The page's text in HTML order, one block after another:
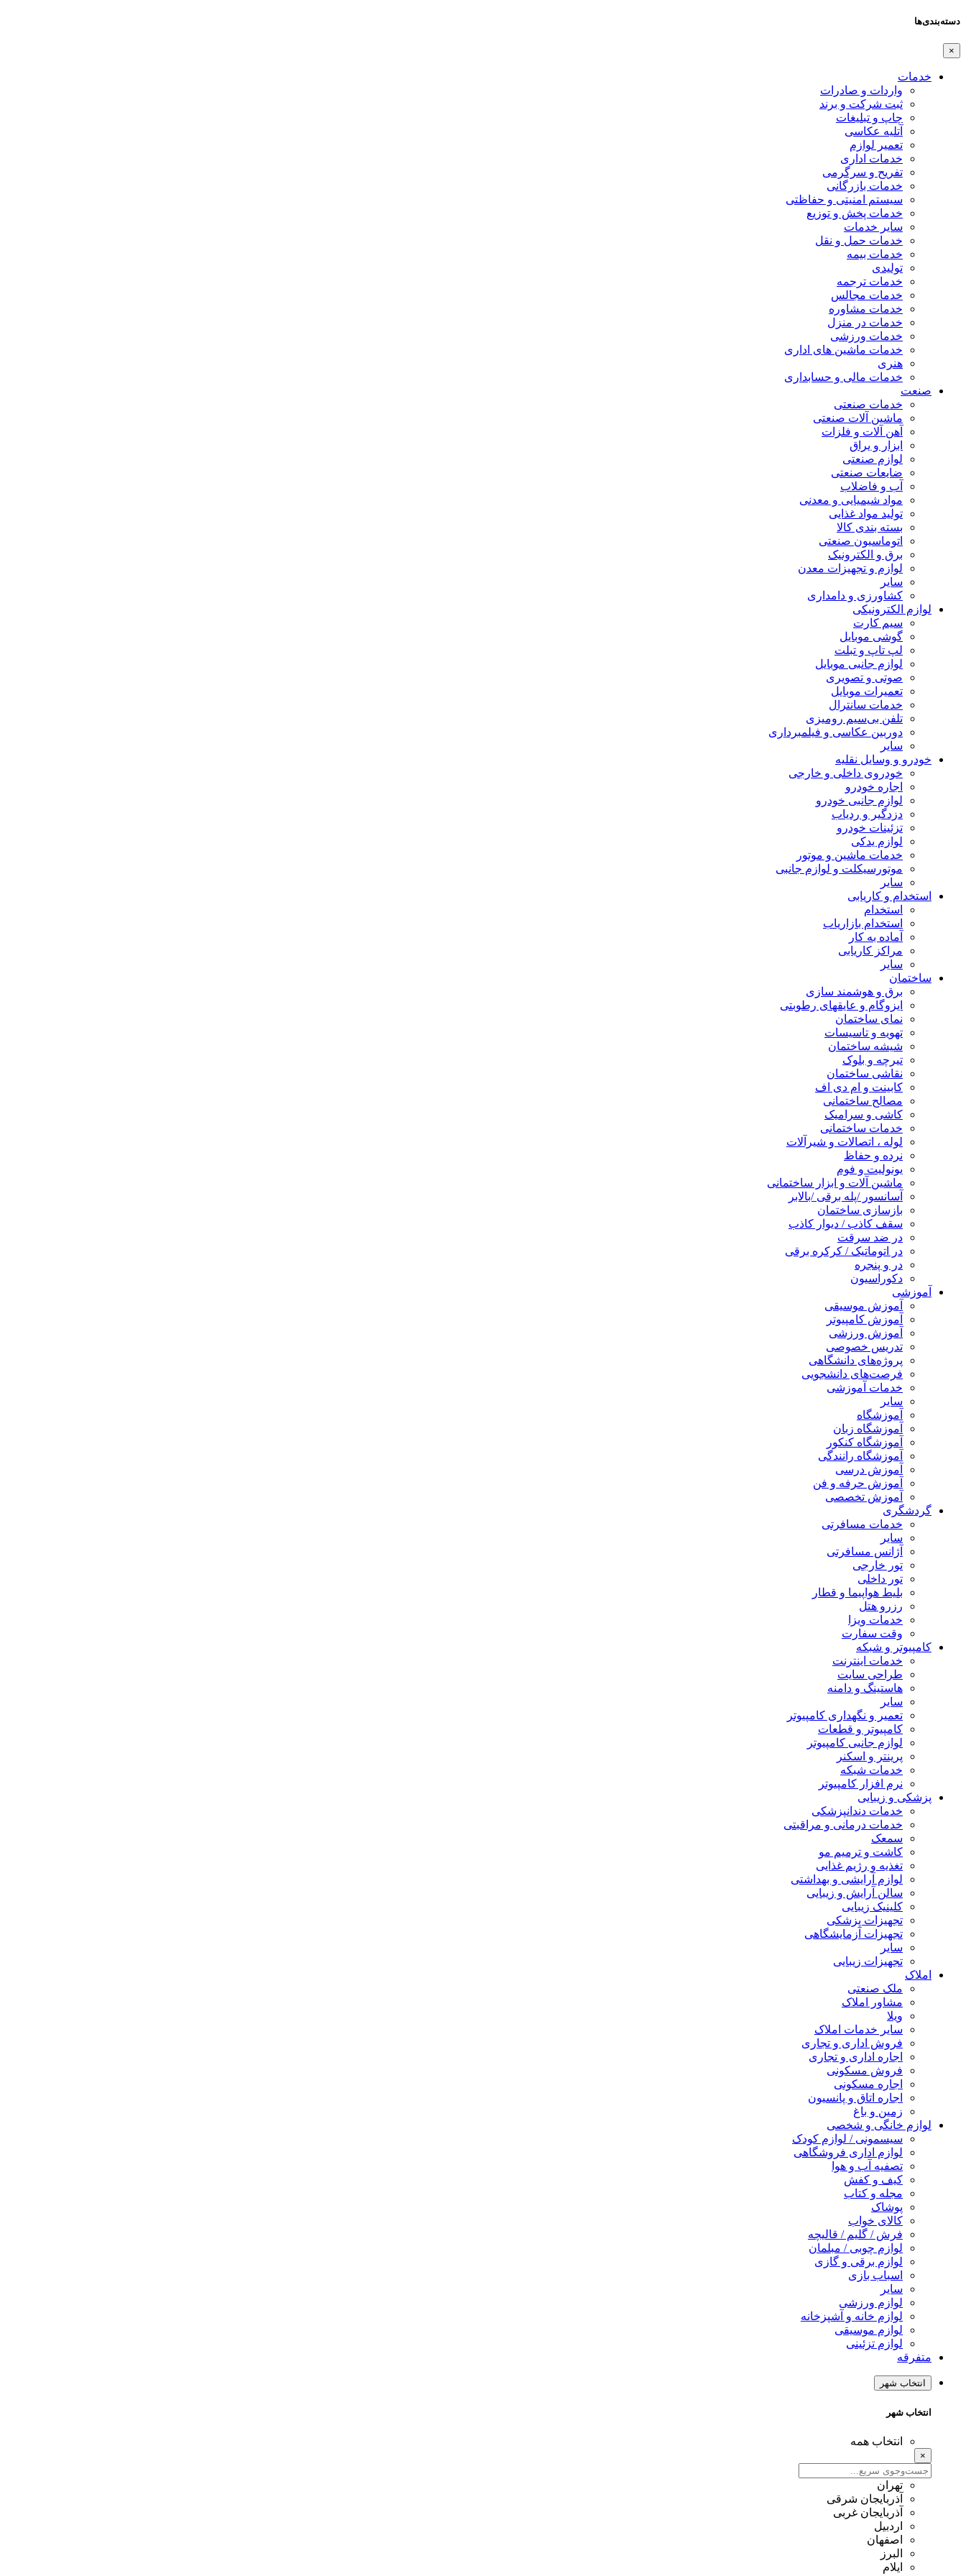
دسته‌بندی‌ها
×
خدمات
واردات و صادرات
ثبت شرکت و برند
چاپ و تبلیغات
آتلیه عکاسی
تعمیر لوازم
خدمات اداری
تفریح و سرگرمی
خدمات بازرگانی
سیستم امنیتی و حفاظتی
خدمات پخش و توزیع
سایر خدمات
خدمات حمل و نقل
خدمات بیمه
تولیدی
خدمات ترجمه
خدمات مجالس
خدمات مشاوره
خدمات در منزل
خدمات ورزشی
خدمات ماشین های اداری
هنری
خدمات مالی و حسابداری
صنعت
خدمات صنعتی
ماشین آلات صنعتی
آهن آلات و فلزات
ابزار و یراق
لوازم صنعتی
ضایعات صنعتی
آب و فاضلاب
مواد شیمیایی و معدنی
تولید مواد غذایی
بسته بندی کالا
اتوماسیون صنعتی
برق و الکترونیک
لوازم و تجهیزات معدن
سایر
کشاورزی و دامداری
لوازم الکترونیکی
سیم کارت
گوشی موبایل
لپ تاپ و تبلت
لوازم جانبی موبایل
صوتی و تصویری
تعمیرات موبایل
خدمات سانترال
تلفن بی‌سیم رومیزی
دوربین عکاسی و فیلمبرداری
سایر
خودرو و وسایل نقلیه
خودروی داخلی و خارجی
اجاره خودرو
لوازم جانبی خودرو
دزدگیر و ردیاب
تزئینات خودرو
لوازم یدکی
خدمات ماشین و موتور
موتورسیکلت و لوازم جانبی
سایر
استخدام و کاریابی
استخدام
استخدام بازاریاب
آماده به کار
مراکز کاریابی
سایر
ساختمان
برق و هوشمند سازی
ایزوگام و عایقهای رطوبتی
نمای ساختمان
تهویه و تاسیسات
شیشه ساختمان
تیرچه و بلوک
نقاشی ساختمان
کابینت و ام دی اف
مصالح ساختمانی
کاشی و سرامیک
خدمات ساختمانی
لوله ، اتصالات و شیرآلات
نرده و حفاظ
یونولیت و فوم
ماشین آلات و ابزار ساختمانی
آسانسور /پله برقی /بالابر
بازسازی ساختمان
سقف کاذب / دیوار کاذب
در ضد سرقت
در اتوماتیک / کرکره برقی
در و پنجره
دکوراسیون
آموزشی
آموزش موسیقی
آموزش کامپیوتر
آموزش ورزشی
تدریس خصوصی
پروژه‌های دانشگاهی
فرصت‌های دانشجویی
خدمات آموزشی
سایر
آموزشگاه
آموزشگاه زبان
آموزشگاه کنکور
آموزشگاه رانندگی
آموزش درسی
آموزش حرفه و فن
آموزش تخصصی
گردشگری
خدمات مسافرتی
سایر
آژانس مسافرتی
تور خارجی
تور داخلی
بلیط هواپیما و قطار
رزرو هتل
خدمات ویزا
وقت سفارت
کامپیوتر و شبکه
خدمات اینترنت
طراحی سایت
هاستینگ و دامنه
سایر
تعمیر و نگهداری کامپیوتر
کامپیوتر و قطعات
لوازم جانبی کامپیوتر
پرینتر و اسکنر
خدمات شبکه
نرم افزار کامپیوتر
پزشکی و زیبایی
خدمات دندانپزشکی
خدمات درمانی و مراقبتی
سمعک
کاشت و ترمیم مو
تغذیه و رژیم غذایی
لوازم آرایشی و بهداشتی
سالن آرایش و زیبایی
کلینیک زیبایی
تجهیزات پزشکی
تجهیزات آزمایشگاهی
سایر
تجهیزات زیبایی
املاک
ملک صنعتی
مشاور املاک
ویلا
سایر خدمات املاک
فروش اداری و تجاری
اجاره اداری و تجاری
فروش مسکونی
اجاره مسکونی
اجاره اتاق و پانسیون
زمین و باغ
لوازم خانگی و شخصی
سیسمونی / لوازم کودک
لوازم اداری فروشگاهی
تصفیه آب و هوا
کیف و کفش
مجله و کتاب
پوشاک
کالای خواب
فرش / گلیم / قالیچه
لوازم چوبی / مبلمان
لوازم برقی و گازی
اسباب بازی
سایر
لوازم ورزشی
لوازم خانه و آشپزخانه
لوازم موسیقی
لوازم تزئینی
متفرقه
انتخاب شهر
انتخاب شهر
انتخاب همه
×
تهران
آذربایجان شرقی
آذربایجان غربی
اردبیل
اصفهان
البرز
ایلام